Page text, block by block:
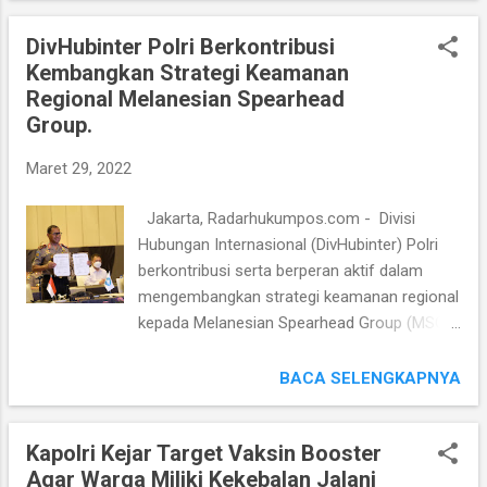
AKBP Apip Ginanjar, Rabu (30/3/2022).
halaman Satlantas dan saat itu Kapolres
Sampang AKBP Arman, S.I.K., M.Si yang di
dampingi oleh Wakapolres Kompol Jalaludin,
S.H serta Kasatlantas AKP A.Nasution, S.H.,
kegiatan penindakan Balap Liar dan Knalpot
Brong berada di Jalan Samsul Arifin,
Sampang, Madura. Dalam penindakan Balap
Liar dan Knalpot Brong tersebut, anggota
Satlantas Polres Sampang berhasil
motor yang sebagian tidak dilengkapi surat-
surat kepemilikan kendaraan. “Setia...
DivHubinter Polri Berkontribusi
Kembangkan Strategi Keamanan
Regional Melanesian Spearhead
Group.
Maret 29, 2022
Jakarta, Radarhukumpos.com - Divisi
Hubungan Internasional (DivHubinter) Polri
berkontribusi serta berperan aktif dalam
mengembangkan strategi keamanan regional
kepada Melanesian Spearhead Group (MSG).
Irjen Johni Asadoma dalam acara serah
terima sumbangan sukarela dari Polri hingga
kelompok tombak Melanesia untuk
mengembangkan strategi keamanan regional
di Hotel Sheraton Grand Jakarta Gandaria
BACA SELENGKAPNYA
Kapolri Kejar Target Vaksin Booster
Agar Warga Miliki Kekebalan Jalani